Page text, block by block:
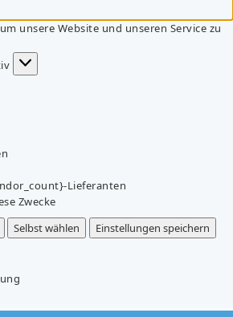
unsere Website und unseren Service zu
Lieferanten
Zwecke
Selbst wählen
Einstellungen speichern